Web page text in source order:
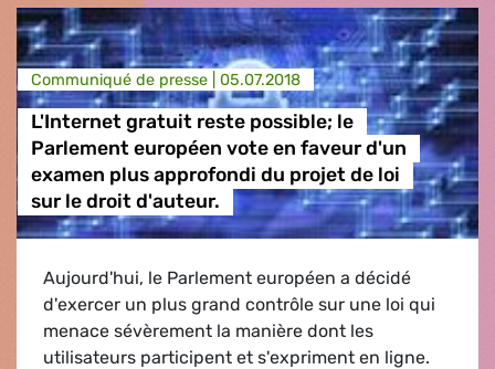
Communiqué de presse | 05.07.2018
L'Internet gratuit reste possible; le
Parlement européen vote en faveur d'un
examen plus approfondi du projet de loi
sur le droit d'auteur.
Aujourd'hui, le Parlement européen a décidé
d'exercer un plus grand contrôle sur une loi qui
menace sévèrement la manière dont les
utilisateurs participent et s'expriment en ligne.